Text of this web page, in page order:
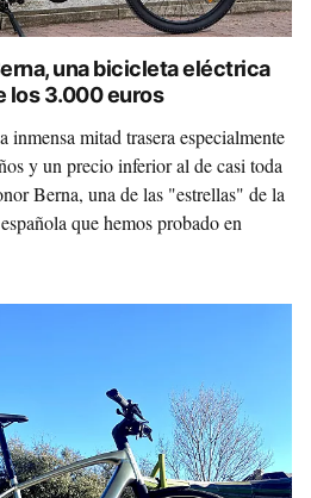
una bicicleta eléctrica
los 3.000 euros
inmensa mitad trasera especialmente
y un precio inferior al de casi toda
Berna, una de las "estrellas" de la
que hemos probado en